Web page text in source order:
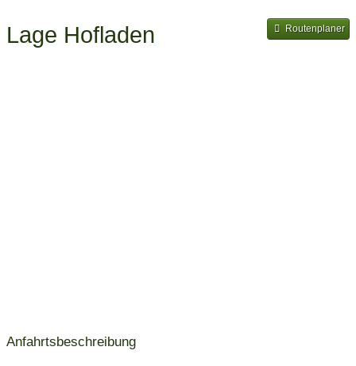
Lage Hofladen Routenplaner
Anfahrtsbeschreibung